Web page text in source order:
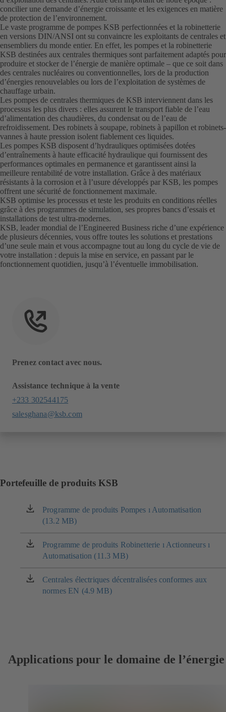
concilier une demande d’énergie croissante et les exigences en matière
de protection de l’environnement.
Le vaste programme de pompes KSB perfectionnées et la robinetterie
en versions DIN/ANSI ont su convaincre les exploitants de centrales et
ensembliers du monde entier. En effet, les pompes et la robinetterie
KSB destinées aux centrales thermiques sont parfaitement adaptés pour
produire et stocker de l’énergie de manière optimale – que ce soit dans
des centrales nucléaires ou conventionnelles, lors de la production
d’énergies renouvelables ou lors de l’exploitation de systèmes de
chauffage urbain.
Les pompes de centrales thermiques de KSB interviennent dans les
processus les plus divers : elles assurent le transport fiable de l’eau
d’alimentation des chaudières, du condensat ou de l’eau de
refroidissement. Des robinets à soupape, robinets à papillon et robinets-
vannes à haute pression isolent fiablement ces liquides.
Les pompes KSB disposent d’hydrauliques optimisées dotées
d’entraînements à haute efficacité hydraulique qui fournissent des
performances optimales en permanence et garantissent ainsi la
meilleure rentabilité de votre installation. Grâce à des matériaux
résistants à la corrosion et à l’usure développés par KSB, les pompes
offrent une sécurité de fonctionnement maximale.
KSB optimise les processus et teste les produits en conditions réelles
grâce à des programmes de simulation, ses propres bancs d’essais et
installations de test ultra-modernes.
KSB, leader mondial de l’Engineered Business riche d’une expérience
de plusieurs décennies, vous offre toutes les solutions et prestations
d’une seule main et vous accompagne tout au long du cycle de vie de
votre installation : depuis la mise en service, en passant par le
fonctionnement quotidien, jusqu’à l’éventuelle immobilisation.
Prenez contact avec nous.
Assistance technique à la vente
+233 302544175
salesghana@ksb.com
Portefeuille de produits KSB
Programme de produits Pompes ı Automatisation
(13.2 MB)
(s'ouvre
dans
un
nouvel
onglet)
Programme de produits Robinetterie ı Actionneurs ı
Automatisation (11.3 MB)
(s'ouvre
dans
un
nouvel
onglet)
Centrales électriques décentralisées conformes aux
normes EN (4.9 MB)
(s'ouvre
dans
Applications pour le domaine de l’énergie